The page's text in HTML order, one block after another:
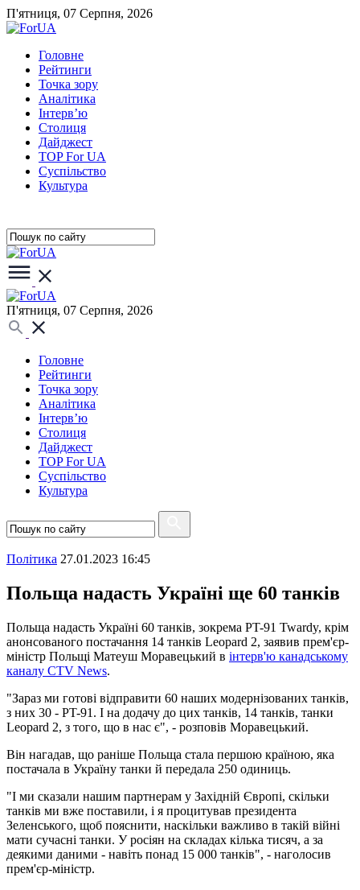
П'ятниця, 07 Серпня, 2026
Головне
Рейтинги
Точка зору
Аналітика
Інтерв’ю
Столиця
Дайджест
TOP For UA
Суспiльство
Культура
П'ятниця, 07 Серпня, 2026
Головне
Рейтинги
Точка зору
Аналітика
Інтерв’ю
Столиця
Дайджест
TOP For UA
Суспiльство
Культура
Полiтика 27.01.2023 16:45
Польща надасть Україні ще 60 танків
Польща надасть Україні 60 танків, зокрема PT-91 Twardy, крім
анонсованого постачання 14 танків Leopard 2, заявив прем'єр-
міністр Польщі Матеуш Моравецький в інтерв'ю канадському
каналу CTV News.
"Зараз ми готові відправити 60 наших модернізованих танків,
з них 30 - PT-91. І на додачу до цих танків, 14 танків, танки
Leopard 2, з того, що в нас є", - розповів Моравецький.
Він нагадав, що раніше Польща стала першою країною, яка
постачала в Україну танки й передала 250 одиниць.
"І ми сказали нашим партнерам у Західній Європі, скільки
танків ми вже поставили, і я процитував президента
Зеленського, щоб пояснити, наскільки важливо в такій війні
мати сучасні танки. У росіян на складах кілька тисяч, а за
деякими даними - навіть понад 15 000 танків", - наголосив
прем'єр-міністр.